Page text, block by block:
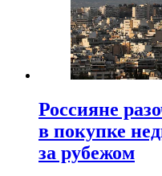
Россияне
в покупке
за рубежом